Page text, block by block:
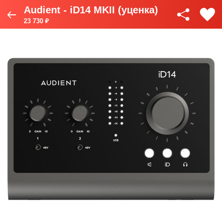
Audient - iD14 MKII (уценка)
23 730 ₽